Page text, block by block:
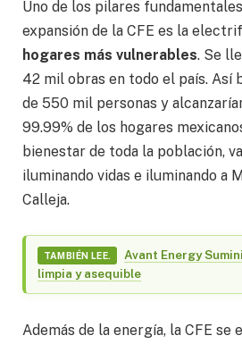
Uno de los pilares
expansión de la CFE es la
hogares más vulnerables. Se
42 mil obras en todo el país. Así
de 550 mil personas y
99.99% de los hogares
bienestar de toda la población,
iluminando vidas e iluminando a
Calleja.
TAMBIÉN LEE.
Avant Energy
limpia y asequible
Además de la energía, la CFE se